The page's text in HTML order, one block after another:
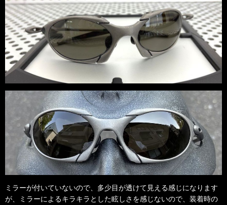
ミラーが付いていないので、多少目が透けて見える感じになります
が、ミラーによるキラキラとした眩しさを感じないので、装着時の